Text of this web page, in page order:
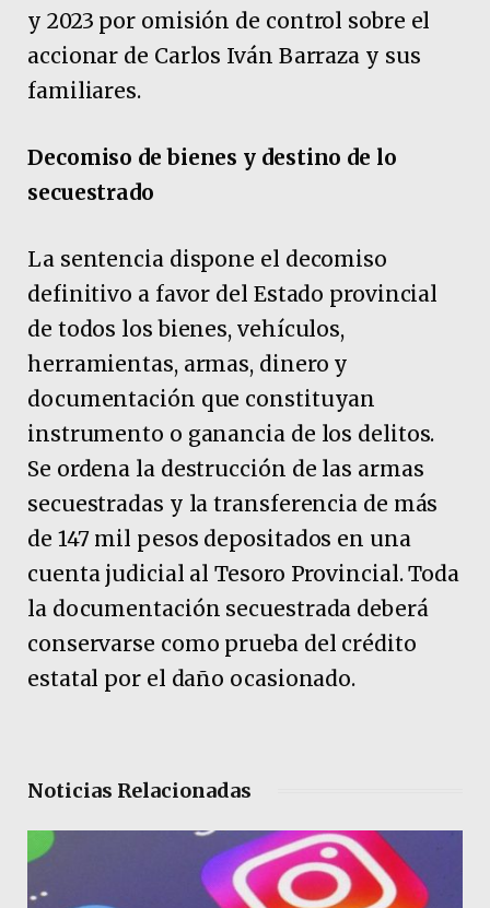
y 2023 por omisión de control sobre el
accionar de Carlos Iván Barraza y sus
familiares.
Decomiso de bienes y destino de lo
secuestrado
La sentencia dispone el decomiso
definitivo a favor del Estado provincial
de todos los bienes, vehículos,
herramientas, armas, dinero y
documentación que constituyan
instrumento o ganancia de los delitos.
Se ordena la destrucción de las armas
secuestradas y la transferencia de más
de 147 mil pesos depositados en una
cuenta judicial al Tesoro Provincial. Toda
la documentación secuestrada deberá
conservarse como prueba del crédito
estatal por el daño ocasionado.
Noticias Relacionadas